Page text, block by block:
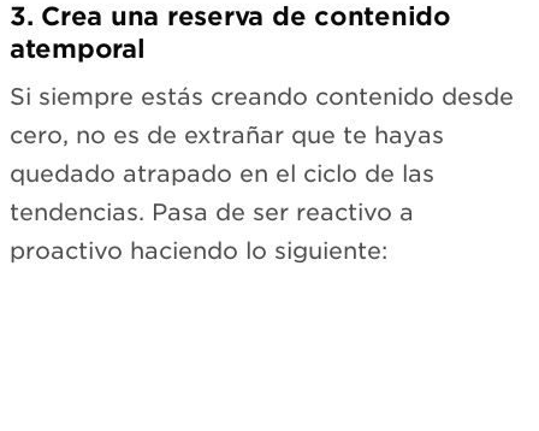
3. Crea una reserva de contenido
atemporal
Si siempre estás creando contenido desde
cero, no es de extrañar que te hayas
quedado atrapado en el ciclo de las
tendencias. Pasa de ser reactivo a
proactivo haciendo lo siguiente: